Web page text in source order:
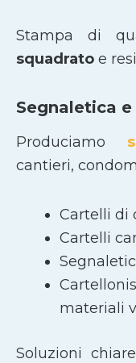
Stampa di
squadrato e
Segnaletica
Produciamo
cantieri,
Cartelli di
Cartelli
materiali
Soluzioni